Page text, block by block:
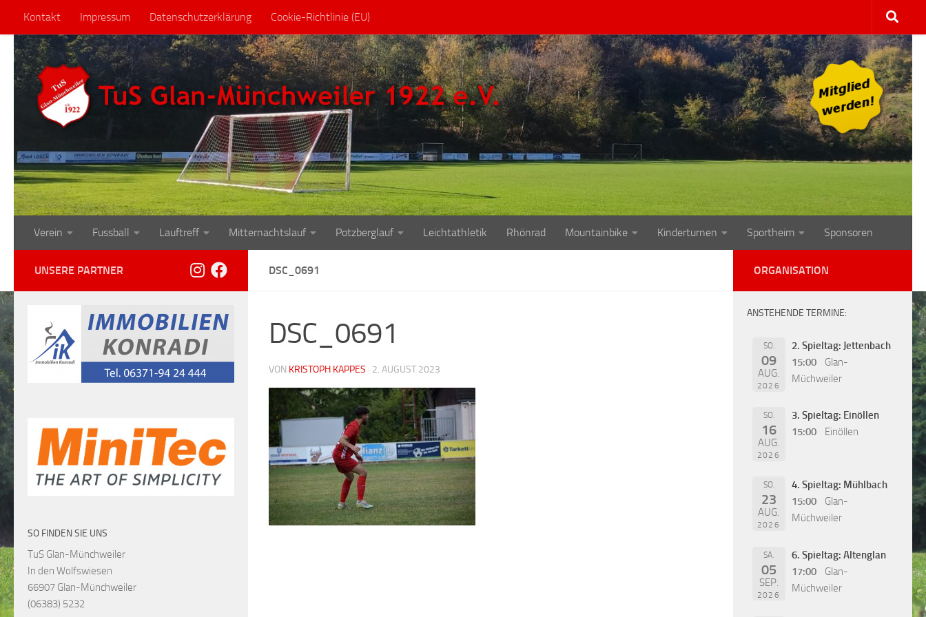
Zum Inhalt springen
Kontakt Impressum Datenschutzerklärung Cookie-Richtlinie (EU)
Verein Fussball Lauftreff Mitternachtslauf Potzberglauf Leichtathletik Rhönrad Mountainbike Kinderturnen Sportheim Sponsoren
DSC_0691
DSC_0691
VON KRISTOPH KAPPES · 2. AUGUST 2023
UNSERE PARTNER
SO FINDEN SIE UNS
TuS Glan-Münchweiler
In den Wolfswiesen
66907 Glan-Münchweiler
(06383) 5232
ORGANISATION
ANSTEHENDE TERMINE:
SO.
09
AUG.
2026
2. Spieltag: Jettenbach
15:00
Glan-
Müchweiler
SO.
16
AUG.
2026
3. Spieltag: Einöllen
15:00
Einöllen
SO.
23
AUG.
2026
4. Spieltag: Mühlbach
15:00
Glan-
Müchweiler
SA.
05
SEP.
2026
6. Spieltag: Altenglan
17:00
Glan-
Müchweiler